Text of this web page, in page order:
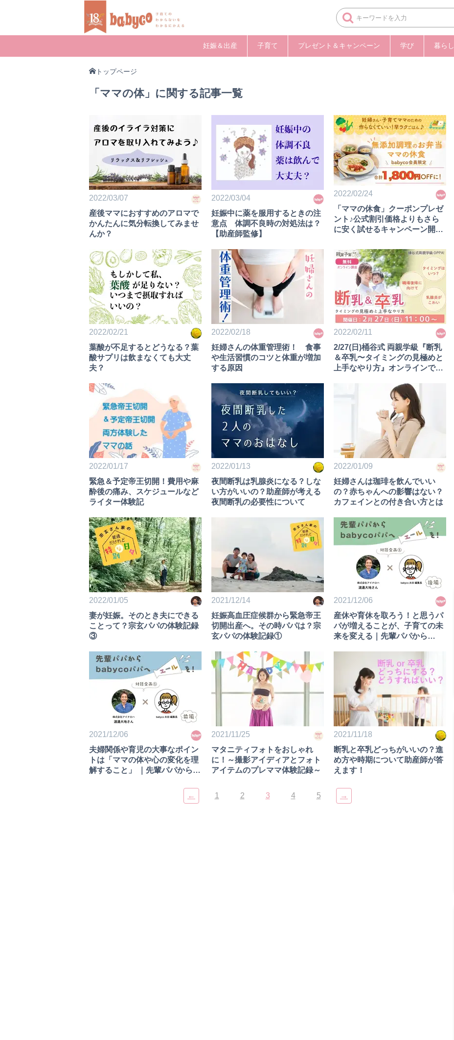
妊娠＆出産 子育て プレゼント＆キャンペーン 学び 暮らし
トップページ
「ママの体」に関する記事一覧
2022/03/07
産後ママにおすすめのアロマで
かんたんに気分転換してみませ
んか？
2022/03/04
妊娠中に薬を服用するときの注
意点 体調不良時の対処法は？
【助産師監修】
2022/02/24
「ママの休食」クーポンプレゼ
ント♪公式割引価格よりもさら
に安く試せるキャンペーン開催
2022/02/21
葉酸が不足するとどうなる？葉
酸サプリは飲まなくても大丈
夫？
2022/02/18
妊婦さんの体重管理術！ 食事
や生活習慣のコツと体重が増加
する原因
2022/02/11
2/27(日)桶谷式 両親学級『断乳
＆卒乳〜タイミングの見極めと
上手なやり方』オンラインで無
2022/01/17
緊急＆予定帝王切開！費用や麻
酔後の痛み、スケジュールなど
ライター体験記
2022/01/13
夜間断乳は乳腺炎になる？しな
い方がいいの？助産師が考える
夜間断乳の必要性について
2022/01/09
妊婦さんは珈琲を飲んでいい
の？赤ちゃんへの影響はない？
カフェインとの付き合い方とは
2022/01/05
妻が妊娠。そのとき夫にできる
ことって？宗玄パパの体験記録
③
2021/12/14
妊娠高血圧症候群から緊急帝王
切開出産へ。その時パパは？宗
玄パパの体験記録①
2021/12/06
産休や育休を取ろう！と思うパ
パが増えることが、子育ての未
来を変える｜先輩パパから
2021/12/06
夫婦関係や育児の大事なポイン
トは「ママの体や心の変化を理
解すること」 ｜先輩パパから
2021/11/25
マタニティフォトをおしゃれ
に！～撮影アイディアとフォト
アイテムのプレママ体験記録～
2021/11/18
断乳と卒乳どっちがいいの？進
め方や時期について助産師が答
えます！
← 1 2 3 4 5 →